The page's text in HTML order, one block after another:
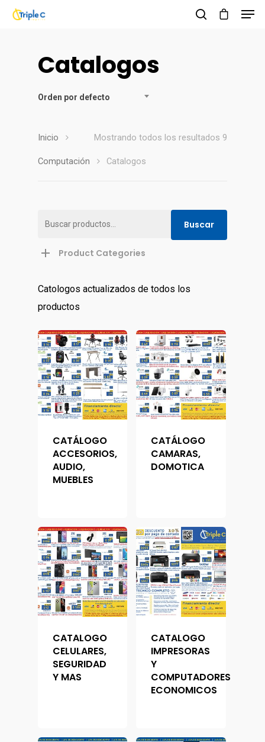
Hit enter to search or ESC to close
Catalogos
Orden por defecto
Mostrando todos los resultados 9
Inicio
Computación Catalogos
Buscar
Buscar
Product Categories
Catologos actualizados de todos los
productos
CATÁLOGO
ACCESORIOS,
AUDIO,
MUEBLES
CATÁLOGO
CAMARAS,
DOMOTICA
CATALOGO
CELULARES,
SEGURIDAD
Y MAS
CATALOGO
IMPRESORAS
Y
COMPUTADORES
ECONOMICOS